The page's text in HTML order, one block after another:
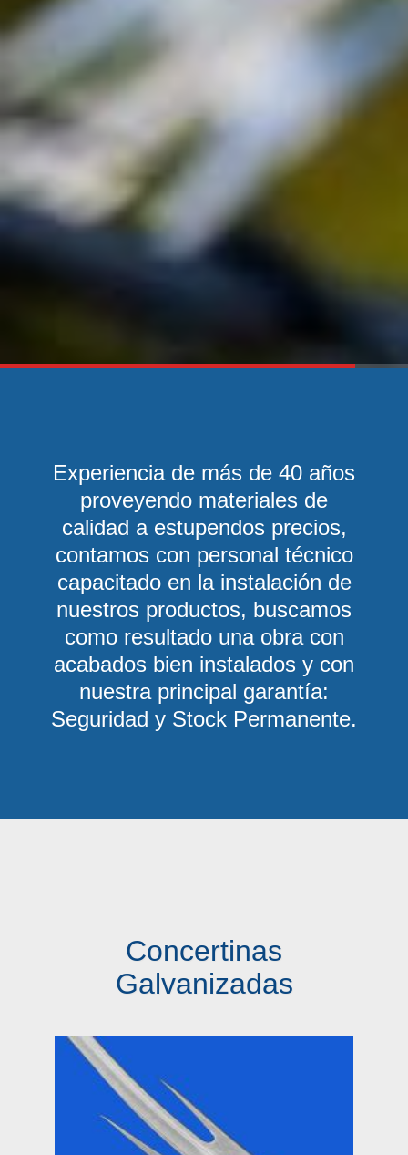
Experiencia de más de 40 años
proveyendo materiales de
calidad a estupendos precios,
contamos con personal técnico
capacitado en la instalación de
nuestros productos, buscamos
como resultado una obra con
acabados bien instalados y con
nuestra principal garantía:
Seguridad y Stock Permanente.
Concertinas
Galvanizadas